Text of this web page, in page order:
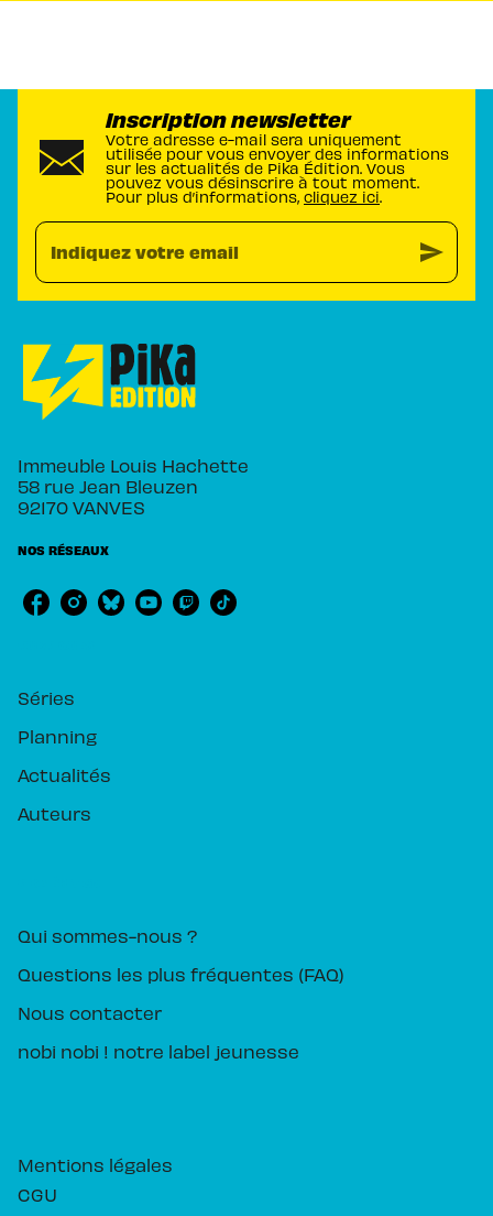
Inscription newsletter
Votre adresse e-mail sera uniquement
utilisée pour vous envoyer des informations
sur les actualités de Pika Édition. Vous
pouvez vous désinscrire à tout moment.
Pour plus d’informations, cliquez ici.
Indiquez votre email send
Immeuble Louis Hachette
58 rue Jean Bleuzen
92170 VANVES
NOS RÉSEAUX
Séries
Planning
Actualités
Auteurs
Qui sommes-nous ?
Questions les plus fréquentes (FAQ)
Nous contacter
nobi nobi ! notre label jeunesse
Mentions légales
CGU